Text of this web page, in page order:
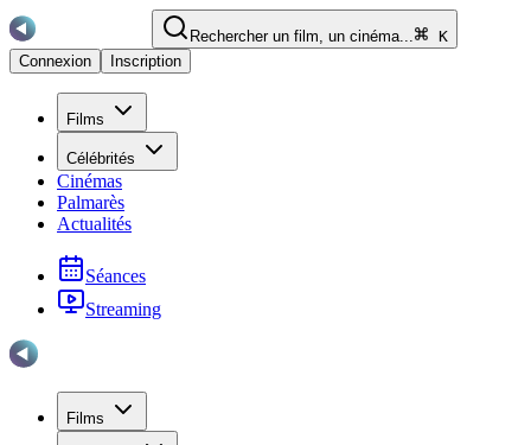
Rechercher un film, un cinéma...
K
Connexion
Inscription
Films
Célébrités
Cinémas
Palmarès
Actualités
Séances
Streaming
Films